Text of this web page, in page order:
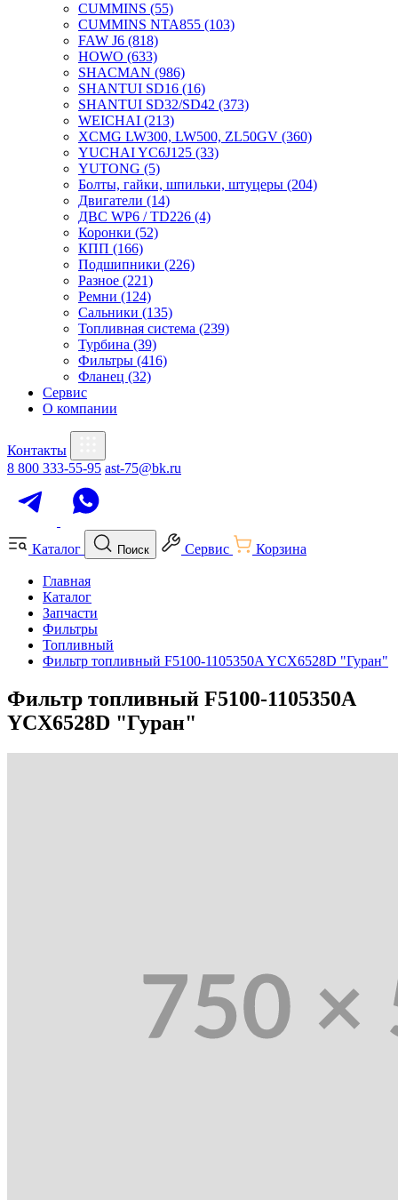
CUMMINS (55)
CUMMINS NTA855 (103)
FAW J6 (818)
HOWO (633)
SHACMAN (986)
SHANTUI SD16 (16)
SHANTUI SD32/SD42 (373)
WEICHAI (213)
XCMG LW300, LW500, ZL50GV (360)
YUCHAI YC6J125 (33)
YUTONG (5)
Болты, гайки, шпильки, штуцеры (204)
Двигатели (14)
ДВС WP6 / TD226 (4)
Коронки (52)
КПП (166)
Подшипники (226)
Разное (221)
Ремни (124)
Сальники (135)
Топливная система (239)
Турбина (39)
Фильтры (416)
Фланец (32)
Сервис
О компании
Контакты
8 800 333-55-95 ast-75@bk.ru
Каталог Поиск Сервис Корзина
Главная
Каталог
Запчасти
Фильтры
Топливный
Фильтр топливный F5100-1105350A YCX6528D "Гуран"
Фильтр топливный F5100-1105350A
YCX6528D "Гуран"